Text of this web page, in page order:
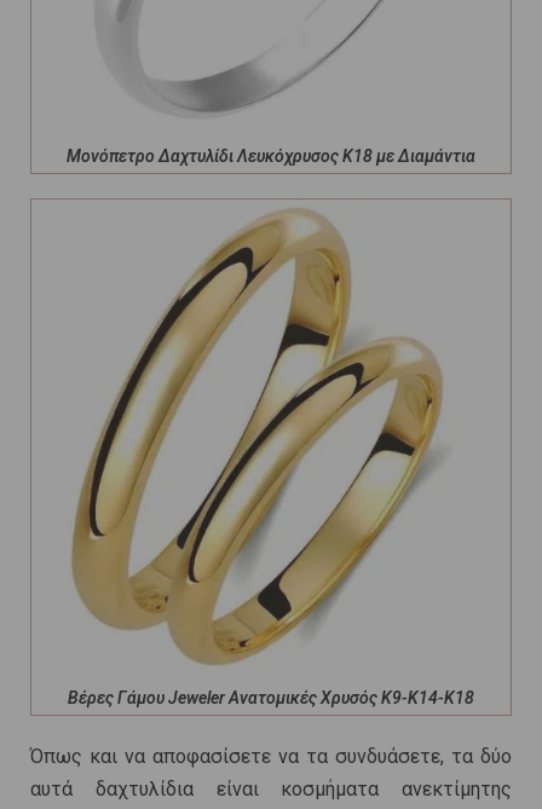
Μονόπετρο Δαχτυλίδι Λευκόχρυσος Κ18 με Διαμάντια
Βέρες Γάμου Jeweler Ανατομικές Χρυσός Κ9-Κ14-Κ18
Όπως και να αποφασίσετε να τα συνδυάσετε, τα δύο
αυτά δαχτυλίδια είναι κοσμήματα ανεκτίμητης